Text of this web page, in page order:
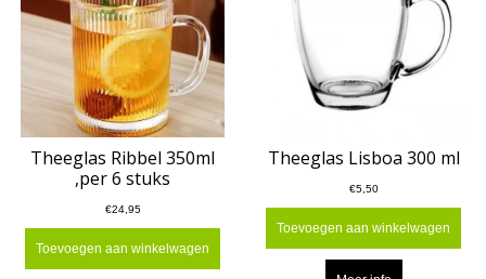
Theeglas Ribbel 350ml
,per 6 stuks
€24,95
Toevoegen aan winkelwagen
Theeglas Lisboa 300 ml
€5,50
Toevoegen aan winkelwagen